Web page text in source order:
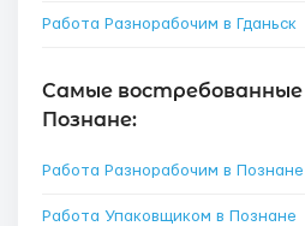
Работа Разнорабочим в Гданьск
Самые востребованные
Познане:
Работа Разнорабочим в Познане
Работа Упаковщиком в Познане